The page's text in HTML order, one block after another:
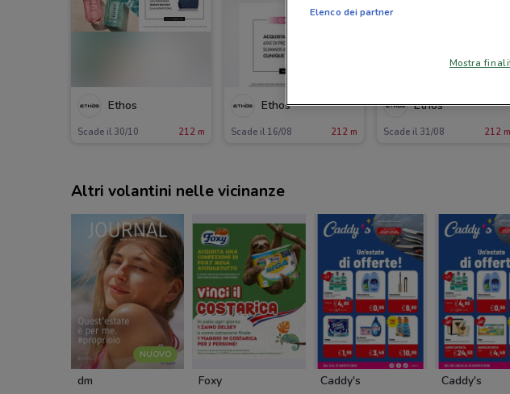
Ethos
Scade il 30/10 212 m
Ethos
Scade il 16/08 212 m
Ethos
Scade il 31/08 212 m
Altri volantini nelle vicinanze
NUOVO
dm Foxy Caddy's Caddy's
Elenco dei partner
Mostra